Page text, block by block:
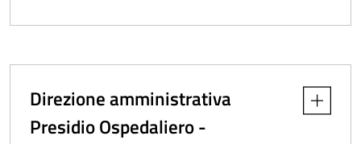
Direzione amministrativa
Presidio Ospedaliero -
Apri